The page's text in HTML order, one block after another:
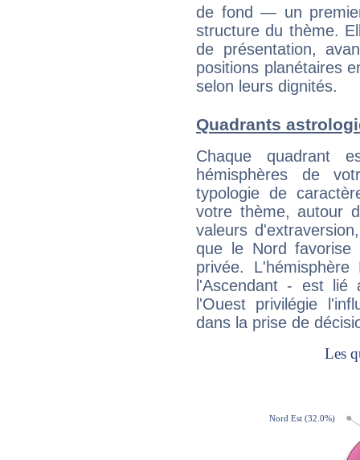
de fond — un
structure du thème.
de présentation,
positions planétaires
selon leurs dignités.
Quadrants
Chaque quadrant
hémisphères de
typologie de
votre thème, autour
valeurs
que le Nord favorise
privée.
l'Ascendant - est
l'Ouest privilégie
dans la prise de